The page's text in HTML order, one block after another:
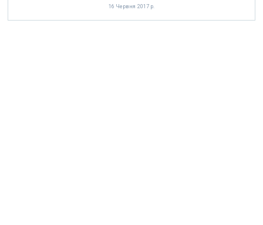
16 Червня 2017 р.